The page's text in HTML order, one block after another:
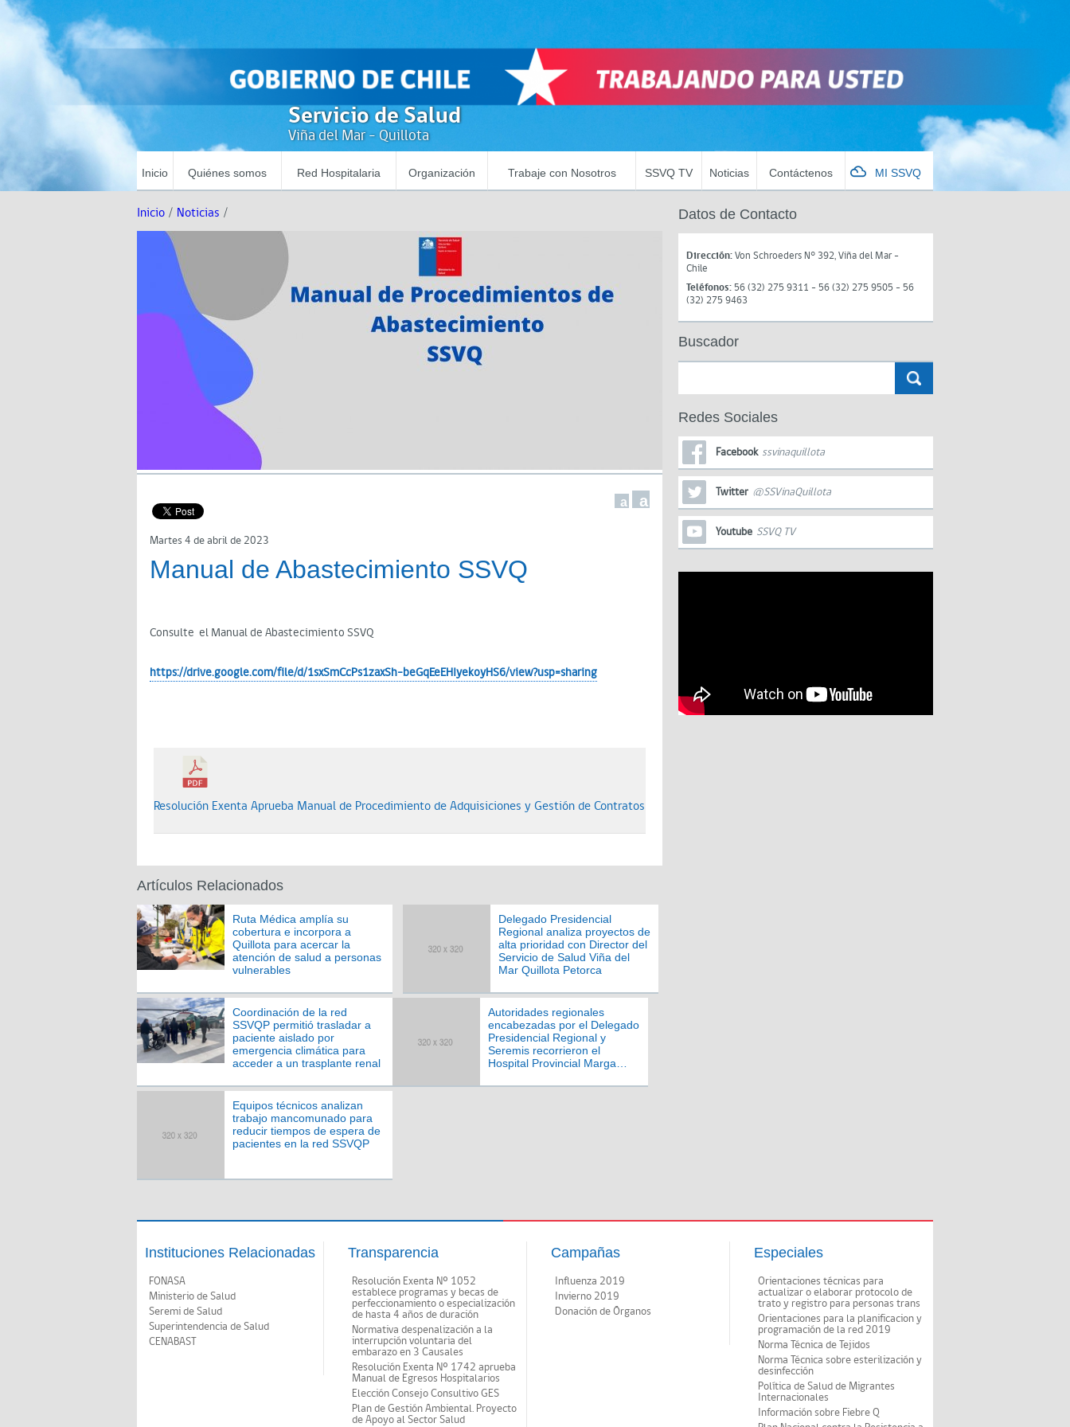
Servicio de Salud
Viña del Mar - Quillota
Inicio Quiénes somos Red Hospitalaria Organización Trabaje con Nosotros SSVQ TV Noticias Contáctenos MI SSVQ
Inicio / Noticias /
a a
Martes 4 de abril de 2023
Manual de Abastecimiento SSVQ
Consulte el Manual de Abastecimiento SSVQ
https://drive.google.com/file/d/1sxSmCcPs1zaxSh-beGqEeEHIyekoyHS6/view?usp=sharing
Resolución Exenta Aprueba Manual de Procedimiento de Adquisiciones y Gestión de Contratos
Artículos Relacionados
Ruta Médica amplía su
cobertura e incorpora a
Quillota para acercar la
atención de salud a personas
vulnerables
Delegado Presidencial
Regional analiza proyectos de
alta prioridad con Director del
Servicio de Salud Viña del
Mar Quillota Petorca
Coordinación de la red
SSVQP permitió trasladar a
paciente aislado por
emergencia climática para
acceder a un trasplante renal
Autoridades regionales
encabezadas por el Delegado
Presidencial Regional y
Seremis recorrieron el
Hospital Provincial Marga
de su apertura a mediano
Equipos técnicos analizan
trabajo mancomunado para
reducir tiempos de espera de
pacientes en la red SSVQP
Datos de Contacto
Dirección:Von Schroeders N° 392, Viña del Mar -
Chile
Teléfonos: 56 (32) 275 9311 - 56 (32) 275 9505 - 56
(32) 275 9463
Buscador
Redes Sociales
Facebook ssvinaquillota
Twitter @SSVinaQuillota
Youtube SSVQ TV
Instituciones Relacionadas
FONASA
Ministerio de Salud
Seremi de Salud
Superintendencia de Salud
CENABAST
Transparencia
Resolución Exenta Nº 1052
establece programas y becas de
perfeccionamiento o especialización
de hasta 4 años de duración
Normativa despenalización a la
interrupción voluntaria del
embarazo en 3 Causales
Resolución Exenta Nº 1742 aprueba
Manual de Egresos Hospitalarios
Elección Consejo Consultivo GES
Plan de Gestión Ambiental. Proyecto
de Apoyo al Sector Salud
Campañas
Influenza 2019
Invierno 2019
Donación de Órganos
Especiales
Orientaciones técnicas para
actualizar o elaborar protocolo de
trato y registro para personas trans
Orientaciones para la planificacion y
programación de la red 2019
Norma Técnica de Tejidos
Norma Técnica sobre esterilización y
desinfección
Política de Salud de Migrantes
Internacionales
Información sobre Fiebre Q